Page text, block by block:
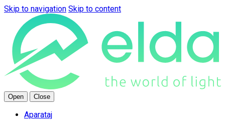
Skip to navigation Skip to content
Open Close
Aparataj